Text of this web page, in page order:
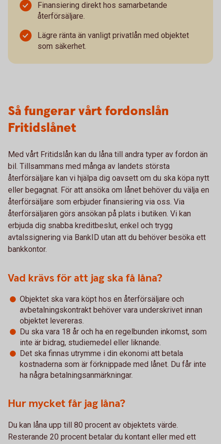
Finansiering direkt hos samarbetande
återförsäljare.
Lägre ränta än vanligt privatlån med objektet
som säkerhet.
Så fungerar vårt fordonslån
Fritidslånet
Med vårt Fritidslån kan du låna till andra typer av fordon än
bil. Tillsammans med många av landets största
återförsäljare kan vi hjälpa dig oavsett om du ska köpa nytt
eller begagnat. För att ansöka om lånet behöver du välja en
återförsäljare som erbjuder finansiering via oss. Via
återförsäljaren görs ansökan på plats i butiken. Vi kan
erbjuda dig snabba kreditbeslut, enkel och trygg
avtalssignering via BankID utan att du behöver besöka ett
bankkontor.
Vad krävs för att jag ska få låna?
Objektet ska vara köpt hos en återförsäljare och
avbetalningskontrakt behöver vara underskrivet innan
objektet levereras.
Du ska vara 18 år och ha en regelbunden inkomst, som
inte är bidrag, studiemedel eller liknande.
Det ska finnas utrymme i din ekonomi att betala
kostnaderna som är förknippade med lånet. Du får inte
ha några betalningsanmärkningar.
Hur mycket får jag låna?
Du kan låna upp till 80 procent av objektets värde.
Resterande 20 procent betalar du kontant eller med ett